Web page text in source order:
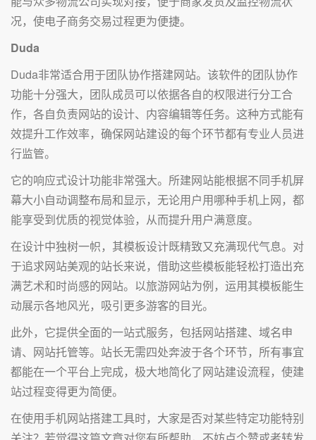
况，使电子商务交易过程更为便捷。
Duda
Duda非常适合用于团队协作搭建网站。该软件的团队协作
功能十分强大，团队成员可以依据各自的权限进行分工合
作，各自负责网站的设计、内容编辑等任务。这种方式能有
效提升工作效率，确保网站建设的每个环节都有专业人员进
行监管。
它的响应式设计功能非常强大。所建网站能根据不同手机屏
幕大小自动调整布局和显示，无论用户用哪种手机上网，都
能享受到优质的视觉体验，从而提升用户满意度。
在设计中独树一帜，其模板设计既精致又充满现代气息。对
于追求网站美观的站长来说，借助这些模板能轻松打造出充
满艺术和时尚感的网站。以旅游网站为例，运用其模板能生
动展示各地风光，吸引更多游客的目光。
此外，它提供全面的一站式服务，包括网站搭建、域名申
请、网站托管等。站长无需四处奔波于各个环节，所有事宜
都能在一个平台上完成，极大地简化了网站建设流程，使建
站过程变得更为简便。
在使用手机网站搭建工具时，大家是否对某些特定功能特别